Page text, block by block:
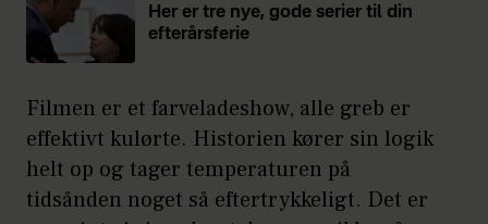
Her er tre nye, gode serier til din
efterårsferie
Filmen er et farveladeshow, alle greb er
effektivt kulørte. Historien kører sin logik
helt op og tager temperaturen på
tidsånden noget så eftertrykkeligt. Det er